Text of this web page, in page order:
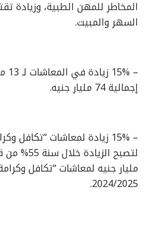
السهر والمبيت.
–
إجمالية 74 مليار جنيه.
مليار جنيه لمعاشات “تكافل
2024/2025.